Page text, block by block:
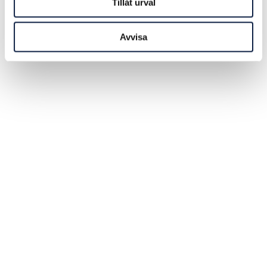
Tillåt urval
Avvisa